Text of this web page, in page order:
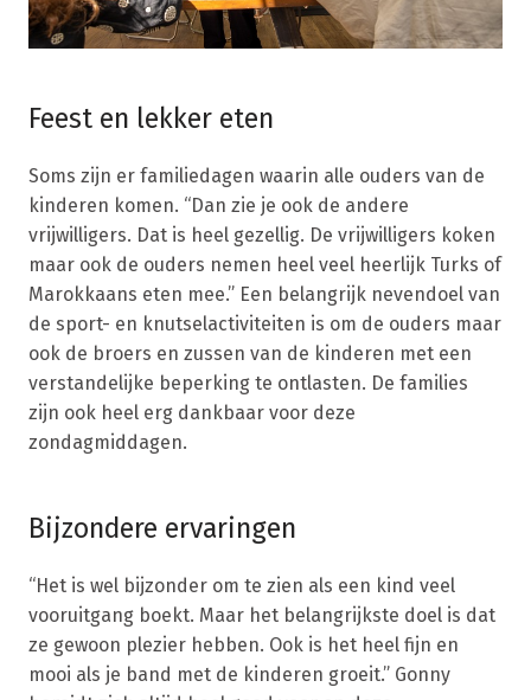
Feest en lekker eten
Soms zijn er familiedagen waarin alle ouders van de
kinderen komen. “Dan zie je ook de andere
vrijwilligers. Dat is heel gezellig. De vrijwilligers koken
maar ook de ouders nemen heel veel heerlijk Turks of
Marokkaans eten mee.” Een belangrijk nevendoel van
de sport- en knutselactiviteiten is om de ouders maar
ook de broers en zussen van de kinderen met een
verstandelijke beperking te ontlasten. De families
zijn ook heel erg dankbaar voor deze
zondagmiddagen.
Bijzondere ervaringen
“Het is wel bijzonder om te zien als een kind veel
vooruitgang boekt. Maar het belangrijkste doel is dat
ze gewoon plezier hebben. Ook is het heel fijn en
mooi als je band met de kinderen groeit.” Gonny